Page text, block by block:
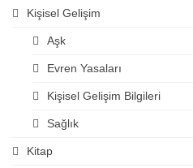
Kişisel Gelişim
Aşk
Evren Yasaları
Kişisel Gelişim Bilgileri
Sağlık
Kitap